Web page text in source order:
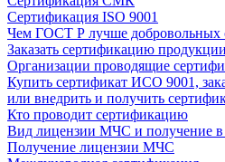
Сертификация ISO 9001
Чем ГОСТ Р лучше добровольных
Заказать сертификацию продукции
Организации проводящие
Купить сертификат ИСО 9001,
или внедрить и получить
Кто проводит сертификацию
Вид лицензии МЧС и получение в
Получение лицензии МЧС